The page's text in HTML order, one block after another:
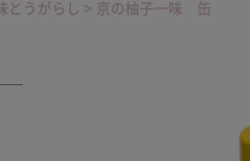
とうがらし 京の柚子一味 缶